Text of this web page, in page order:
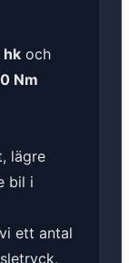
hk och
Nm
lägre
bil i
ett antal